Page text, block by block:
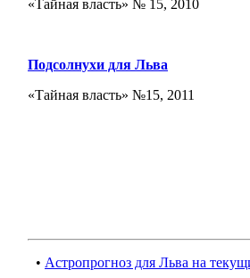
«Тайная власть» № 15, 2010
Подсолнухи для Льва
«Тайная власть» №15, 2011
• Астропрогноз для Льва на